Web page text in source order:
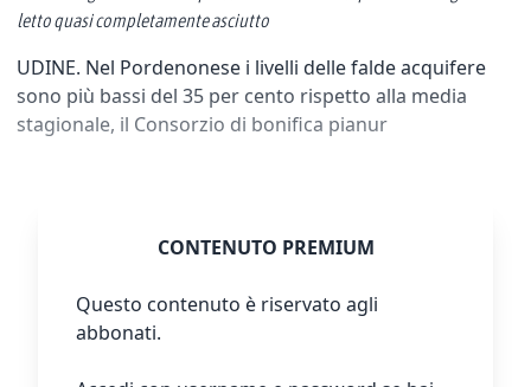
letto quasi completamente asciutto
UDINE. Nel Pordenonese i livelli delle falde acquifere
sono più bassi del 35 per cento rispetto alla media
stagionale, il Consorzio di bonifica pianur
CONTENUTO PREMIUM
Questo contenuto è riservato agli
abbonati.